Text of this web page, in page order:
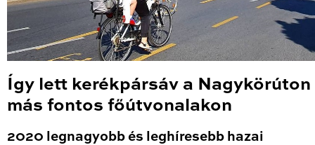
Így lett kerékpársáv a Nagykörúton
más fontos főútvonalakon
2020 legnagyobb és leghíresebb hazai